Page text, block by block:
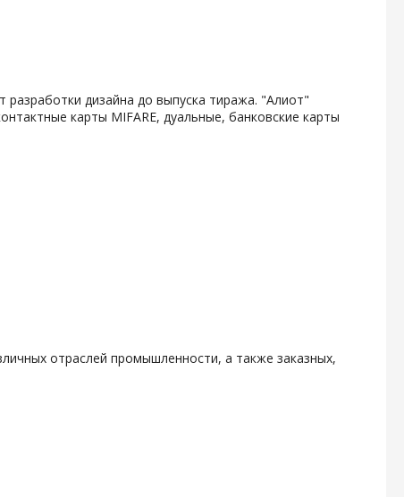
дизайна до выпуска тиража. "Алиот"
карты MIFARE, дуальные, банковские карты
отраслей промышленности, а также заказных,